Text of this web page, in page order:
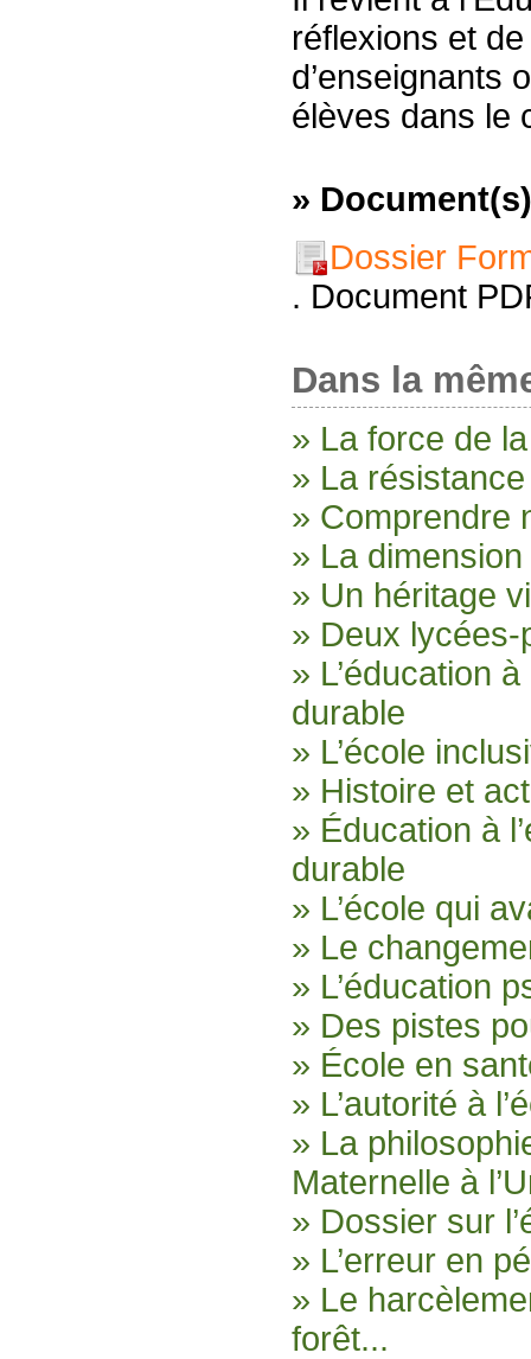
réflexions et
d’enseignants
élèves dans le
»
Dossier
. Document
Dans la
» La force de
» La
» Comprendre
» La
» Un héritage
» Deux lycées-
» L’éducation
durable
» L’école
» Histoire et
» Éducation à
durable
» L’école qui
» Le
» L’éducation
» Des pistes
» École en
» L’autorité à
» La
Maternelle à
» Dossier sur
» L’erreur en
» Le
forêt...